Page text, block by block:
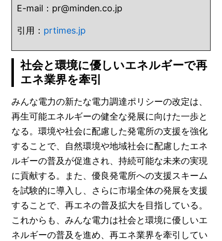
E-mail：pr@minden.co.jp
引用： prtimes.jp
社会と環境に優しいエネルギーで再
エネ業界を牽引
みんな電力の新たな電力調達ポリシーの改定は、
再生可能エネルギーの健全な発展に向けた一歩と
なる。環境や社会に配慮した発電所の支援を強化
することで、自然環境や地域社会に配慮したエネ
ルギーの普及が促進され、持続可能な未来の実現
に貢献する。また、優良発電所への支援スキーム
を試験的に導入し、さらに市場全体の発展を支援
することで、再エネの普及拡大を目指している。
これからも、みんな電力は社会と環境に優しいエ
ネルギーの普及を進め、再エネ業界を牽引してい